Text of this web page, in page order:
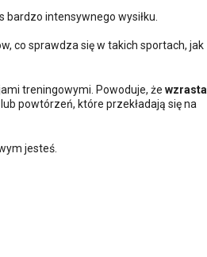
intensywnego wysiłku.
co sprawdza się w takich sportach, jak
treningowymi. Powoduje, że wzrasta
powtórzeń, które przekładają się na
jesteś.